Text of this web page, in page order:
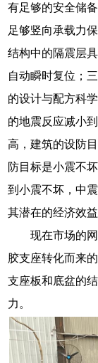
有足够的安全储
足够竖向承载力
结构中的隔震层
自动瞬时复位；
的设计与配方科
的地震反应减小
高，建筑的设防
防目标是小震不
到小震不坏，中
其潜在的经济效
现在市场的
胶支座转化而来
支座板和底盆的
力。